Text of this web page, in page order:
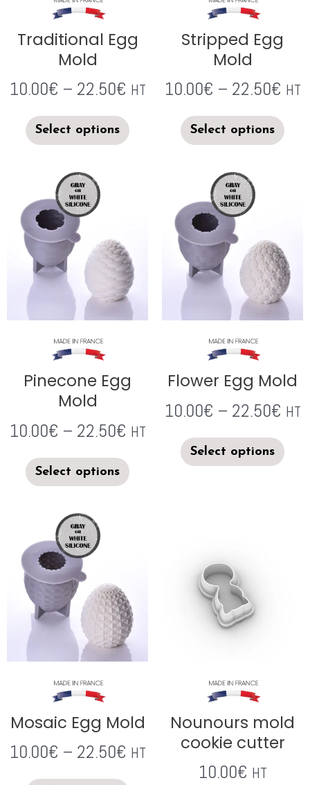
Traditional Egg
Mold
10.00€ – 22.50€ HT
Select options
Stripped Egg
Mold
10.00€ – 22.50€ HT
Select options
Pinecone Egg
Mold
10.00€ – 22.50€ HT
Select options
Flower Egg Mold
10.00€ – 22.50€ HT
Select options
Mosaic Egg Mold
10.00€ – 22.50€ HT
Nounours mold
cookie cutter
10.00€ HT